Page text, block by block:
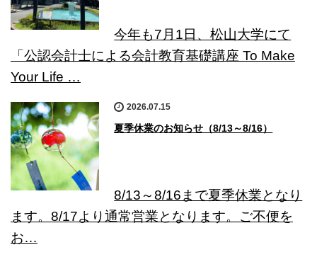
今年も7月1日、松山大学にて
「公認会計士による会計教育基礎講座 To Make
Your Life …
2026.07.15
夏季休業のお知らせ（8/13～8/16）
8/13～8/16まで夏季休業となり
ます。8/17より通常営業となります。ご不便を
お…